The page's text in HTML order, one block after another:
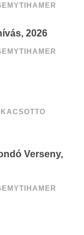
2026
Verseny,